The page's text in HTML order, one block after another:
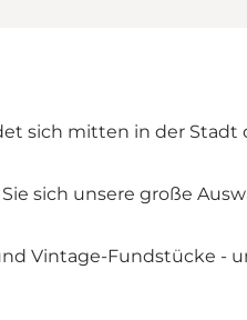
sich mitten in der
sich unsere große
Vintage-Fundstücke -